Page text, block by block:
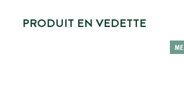
PRODUIT EN VEDETTE